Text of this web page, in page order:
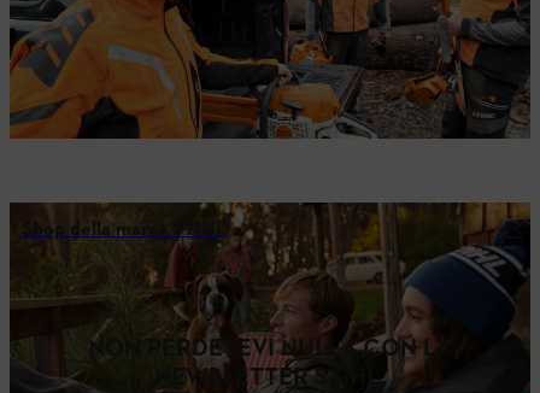
Shop della marca STIHL
NON PERDETEVI NULLA CON LA
NEWSLETTER STIHL.